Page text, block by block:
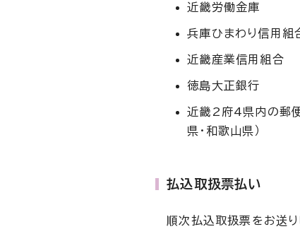
近畿労働金庫
兵庫ひまわり信用組
近畿産業信用組合
徳島大正銀行
近畿2府4県内の郵便
県・和歌山県）
払込取扱票払い
順次払込取扱票をお送り